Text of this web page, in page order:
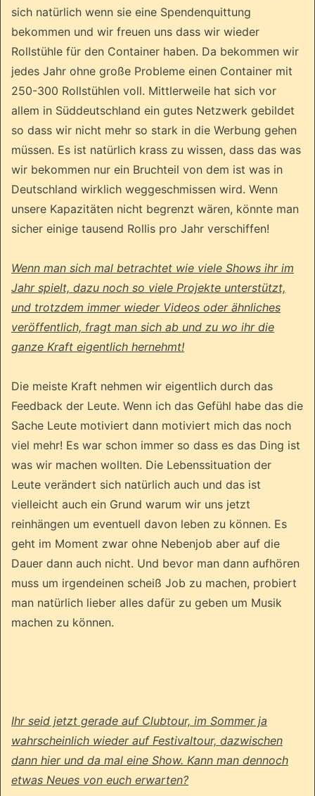
sich natürlich wenn sie eine Spendenquittung
bekommen und wir freuen uns dass wir wieder
Rollstühle für den Container haben. Da bekommen wir
jedes Jahr ohne große Probleme einen Container mit
250-300 Rollstühlen voll. Mittlerweile hat sich vor
allem in Süddeutschland ein gutes Netzwerk gebildet
so dass wir nicht mehr so stark in die Werbung gehen
müssen. Es ist natürlich krass zu wissen, dass das was
wir bekommen nur ein Bruchteil von dem ist was in
Deutschland wirklich weggeschmissen wird. Wenn
unsere Kapazitäten nicht begrenzt wären, könnte man
sicher einige tausend Rollis pro Jahr verschiffen!
Wenn man sich mal betrachtet wie viele Shows ihr im
Jahr spielt, dazu noch so viele Projekte unterstützt,
und trotzdem immer wieder Videos oder ähnliches
veröffentlich, fragt man sich ab und zu wo ihr die
ganze Kraft eigentlich hernehmt!
Die meiste Kraft nehmen wir eigentlich durch das
Feedback der Leute. Wenn ich das Gefühl habe das die
Sache Leute motiviert dann motiviert mich das noch
viel mehr! Es war schon immer so dass es das Ding ist
was wir machen wollten. Die Lebenssituation der
Leute verändert sich natürlich auch und das ist
vielleicht auch ein Grund warum wir uns jetzt
reinhängen um eventuell davon leben zu können. Es
geht im Moment zwar ohne Nebenjob aber auf die
Dauer dann auch nicht. Und bevor man dann aufhören
muss um irgendeinen scheiß Job zu machen, probiert
man natürlich lieber alles dafür zu geben um Musik
machen zu können.
Ihr seid jetzt gerade auf Clubtour, im Sommer ja
wahrscheinlich wieder auf Festivaltour, dazwischen
dann hier und da mal eine Show. Kann man dennoch
etwas Neues von euch erwarten?